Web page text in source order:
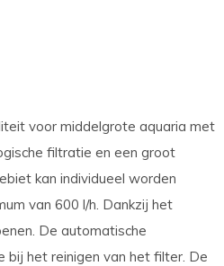
voor middelgrote aquaria met
filtratie en een groot
kan individueel worden
van 600 l/h. Dankzij het
De automatische
bij het reinigen van het filter. De